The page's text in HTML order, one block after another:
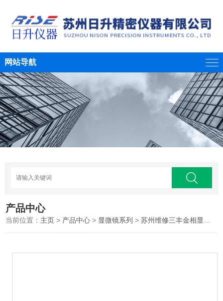
网站导航
产品中心
当前位置： 主页 > 产品中心 > 显微镜系列 >苏州维修三丰金相显微镜